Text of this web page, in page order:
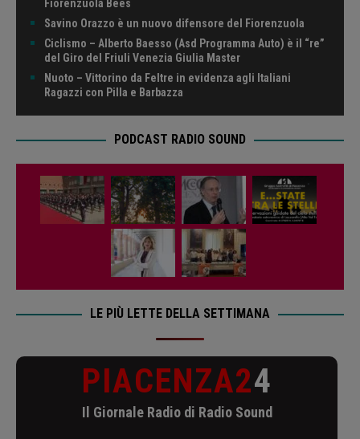
Fiorenzuola Bees
Savino Orazzo è un nuovo difensore del Fiorenzuola
Ciclismo – Alberto Baesso (Asd Programma Auto) è il “re”
del Giro del Friuli Venezia Giulia Master
Nuoto – Vittorino da Feltre in evidenza agli Italiani
Ragazzi con Pilla e Barbazza
PODCAST RADIO SOUND
LE PIÙ LETTE DELLA SETTIMANA
PIACENZA24
Il Giornale Radio di Radio Sound